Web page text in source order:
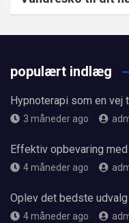
populært indlæg
Hypnoterapi som en
3 måneder ago
Effektiv opbevaring
4 måneder ago
Oplev det bedste
4 måneder ago